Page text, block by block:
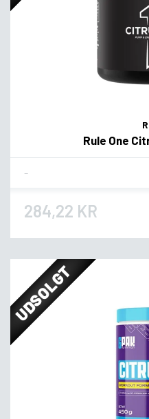
Rule One
284,22 KR
UDSOLGT